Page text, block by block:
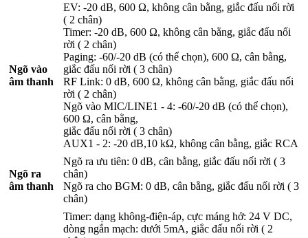
Ngõ vào
âm thanh
EV: -20 dB, 600 Ω, không cân bằng, giắc đấu nối rời
( 2 chân)
Timer: -20 dB, 600 Ω, không cân bằng, giắc đấu nối
rời ( 2 chân)
Paging: -60/-20 dB (có thể chọn), 600 Ω, cân bằng,
giắc đấu nối rời ( 3 chân)
RF Link: 0 dB, 600 Ω, không cân bằng, giắc đấu nối
rời ( 2 chân)
Ngõ vào MIC/LINE1 - 4: -60/-20 dB (có thể chọn),
600 Ω, cân bằng,
giắc đấu nối rời ( 3 chân)
AUX1 - 2: -20 dB,10 kΩ, không cân bằng, giắc RCA
Ngõ ra
âm thanh
Ngõ ra ưu tiên: 0 dB, cân bằng, giắc đấu nối rời ( 3
chân)
Ngõ ra cho BGM: 0 dB, cân bằng, giắc đấu nối rời ( 3
chân)
Timer: dạng không-điện-áp, cực máng hở: 24 V DC,
dòng ngắn mạch: dưới 5mA, giắc đấu nối rời ( 2